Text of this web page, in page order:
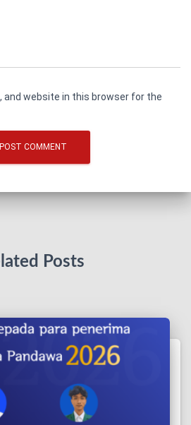
and website in this browser for the
Posts